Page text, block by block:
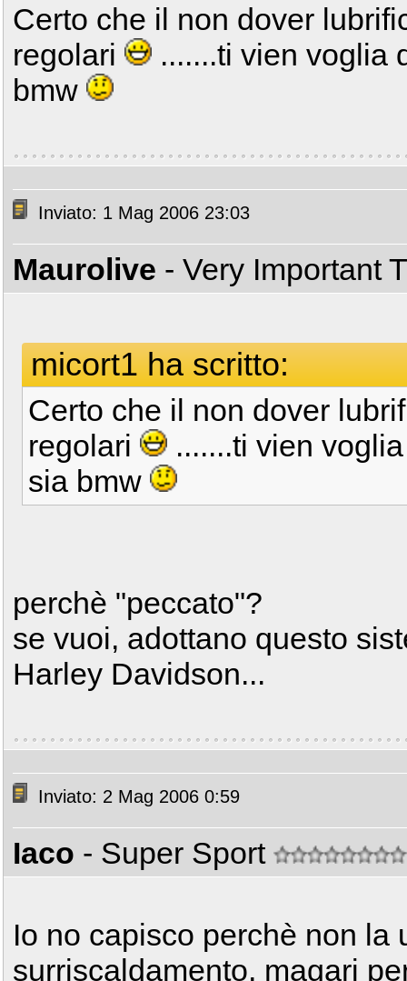
Certo che il non dover
regolari
.......ti vien voglia
bmw
Inviato: 1 Mag 2006 23:03
Maurolive - Very Important
micort1 ha scritto:
Certo che il non dover
regolari
.......ti vien
sia bmw
perchè "peccato"?
se vuoi, adottano questo
Harley Davidson...
Inviato: 2 Mag 2006 0:59
Iaco - Super Sport
Io no capisco perchè non la
surriscaldamento, magari